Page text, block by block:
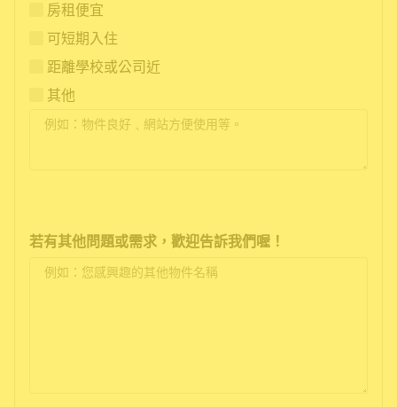
房租便宜
可短期入住
距離學校或公司近
其他
若有其他問題或需求，歡迎告訴我們喔！